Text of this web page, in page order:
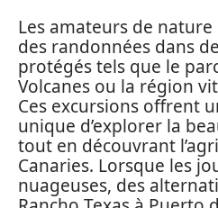
Les amateurs de
des randonnées dans
protégés tels que le
Volcanes ou la région
Ces excursions offrent
unique d’explorer la
tout en découvrant
Canaries. Lorsque les
nuageuses, des